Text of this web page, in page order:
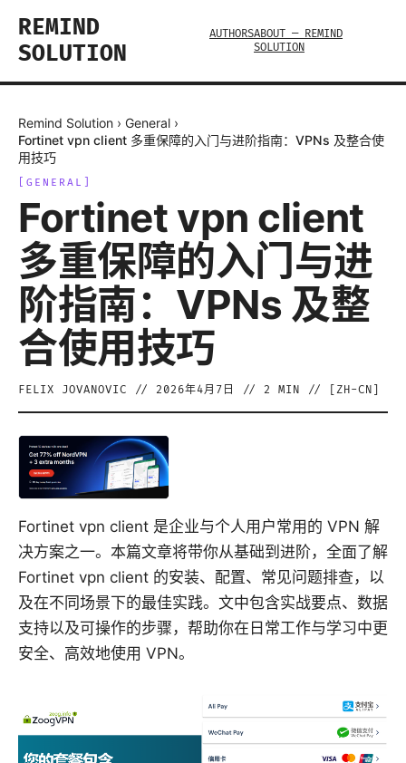
REMIND
SOLUTION
AUTHORSABOUT — REMIND
SOLUTION
Remind Solution › General ›
Fortinet vpn client 多重保障的入门与进阶指南：VPNs 及整合使
用技巧
GENERAL
Fortinet vpn client
多重保障的入门与进
阶指南：VPNs 及整
合使用技巧
FELIX JOVANOVIC // 2026年4月7日 // 2 MIN // [ ZH-CN
Fortinet vpn client 是企业与个人用户常用的 VPN 解
决方案之一。本篇文章将带你从基础到进阶，全面了解
Fortinet vpn client 的安装、配置、常见问题排查，以
及在不同场景下的最佳实践。文中包含实战要点、数据
支持以及可操作的步骤，帮助你在日常工作与学习中更
安全、高效地使用 VPN。